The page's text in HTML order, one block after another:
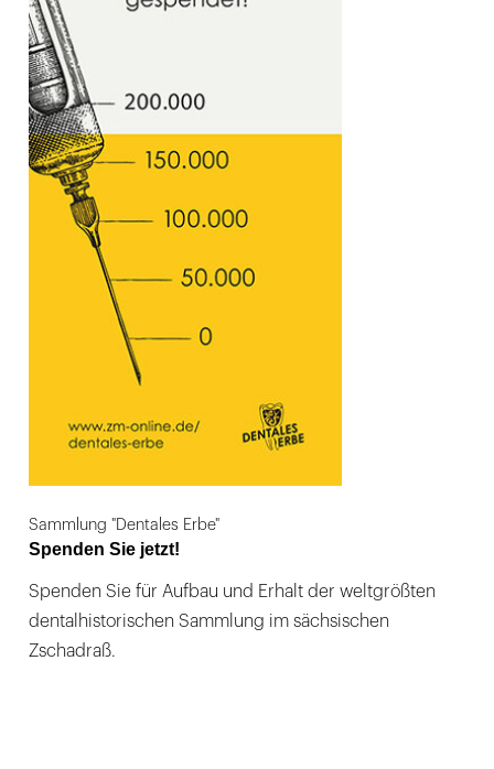
Sammlung "Dentales Erbe"
Spenden Sie jetzt!
Spenden Sie für Aufbau und Erhalt der weltgrößten
dentalhistorischen Sammlung im sächsischen
Zschadraß.